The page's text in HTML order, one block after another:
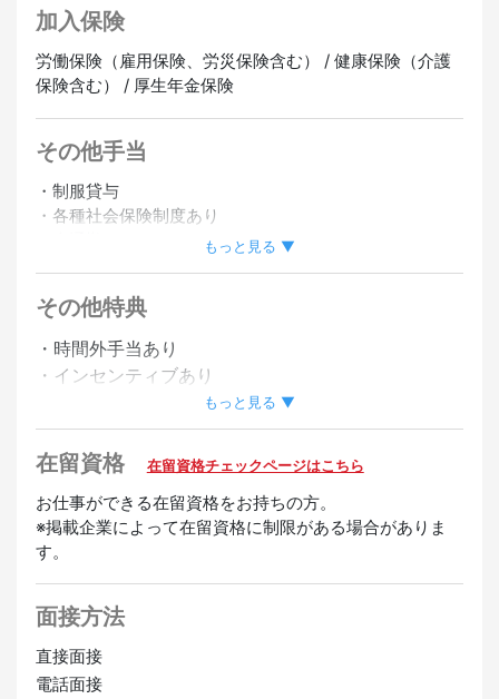
加入保険
労働保険（雇用保険、労災保険含む） / 健康保険（介護
保険含む） / 厚生年金保険
その他手当
・制服貸与
・各種社会保険制度あり
もっと見る ▼
その他特典
・時間外手当あり
・インセンティブあり
・深夜手当あり
・友達紹介手当あり
歓迎
未経験OK
もっと見る ▼
在留資格 在留資格チェックページはこちら
お仕事ができる在留資格をお持ちの方。
※掲載企業によって在留資格に制限がある場合がありま
す。
面接方法
直接面接
電話面接